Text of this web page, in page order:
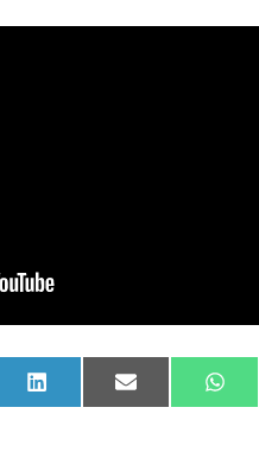
LinkedIn Email